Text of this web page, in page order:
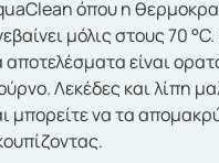
όπου η
μόλις στους 70
αποτελέσματα είναι
Λεκέδες και λίπη
μπορείτε να τα